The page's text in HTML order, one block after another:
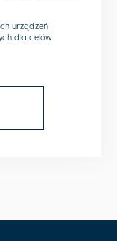
urządzeń
dla celów